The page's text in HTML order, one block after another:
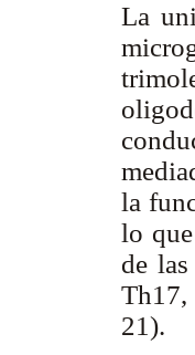
La
la
lo
de
21).